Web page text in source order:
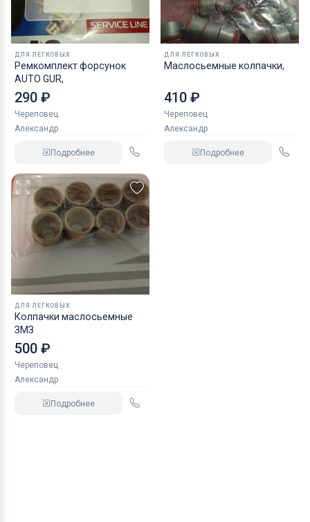
ДЛЯ ЛЕГКОВЫХ
Ремкомплект форсунок
AUTO GUR,
290 ₽
Череповец
Александр
Подробнее
ДЛЯ ЛЕГКОВЫХ
Маслосьемные колпачки,
410 ₽
Череповец
Александр
Подробнее
ДЛЯ ЛЕГКОВЫХ
Колпачки маслосьемные
ЗМЗ
500 ₽
Череповец
Александр
Подробнее